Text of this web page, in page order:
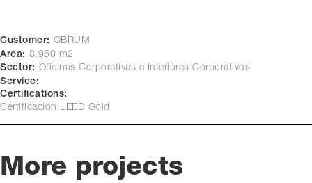
Customer: OBRUM
Area: 8,950 m2
Sector: Oficinas Corporativas e Interiores Corporativos
Service:
Certifications:
Certificación LEED Gold
More projects